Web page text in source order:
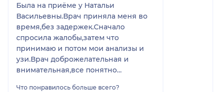
Была на приёме у Натальи
Васильевны.Врач приняла меня во
время,без задержек.Сначало
спросила жалобы,затем что
принимаю и потом мои анализы и
узи.Врач доброжелательная и
внимательная,все понятно
Что понравилось больше всего?